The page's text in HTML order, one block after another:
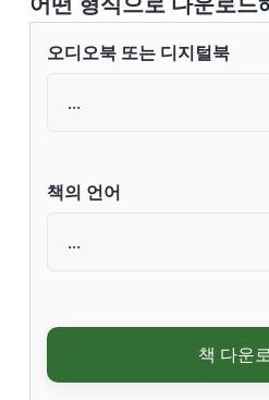
오디오북 또는 디지털북
책의 언어
책 다운